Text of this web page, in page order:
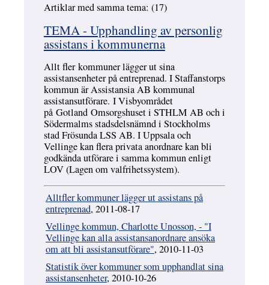
Artiklar med samma tema: (17)
TEMA - Upphandling av personlig
assistans i kommunerna
Allt fler kommuner lägger ut sina
assistansenheter på entreprenad. I Staffanstorps
kommun är Assistansia AB kommunal
assistansutförare. I Visbyområdet
på Gotland Omsorgshuset i STHLM AB och i
Södermalms stadsdelsnämnd i Stockholms
stad Frösunda LSS AB. I Uppsala och
Vellinge kan flera privata anordnare kan bli
godkända utförare i samma kommun enligt
LOV (Lagen om valfrihetssystem).
Alltfler kommuner lägger ut assistans på
entreprenad, 2011-08-17
Vellinge kommun, Charlotte Unosson, - "I
Vellinge kan alla assistansanordnare ansöka
om att bli assistansutförare", 2010-11-03
Statistik över kommuner som upphandlat sina
assistansenheter, 2010-10-26